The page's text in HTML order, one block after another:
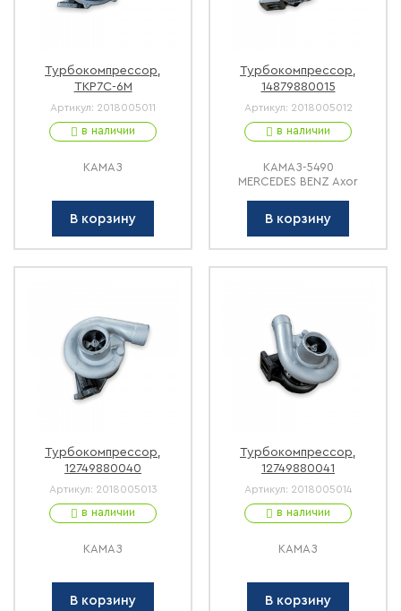
Турбокомпрессор,
ТКР7C-6M
Артикул: 2018005011
в наличии
КАМАЗ
В корзину
Турбокомпрессор,
14879880015
Артикул: 2018005012
в наличии
КАМАЗ-5490
MERCEDES BENZ Axor
В корзину
Турбокомпрессор,
12749880040
Артикул: 2018005013
в наличии
КАМАЗ
В корзину
Турбокомпрессор,
12749880041
Артикул: 2018005014
в наличии
КАМАЗ
В корзину